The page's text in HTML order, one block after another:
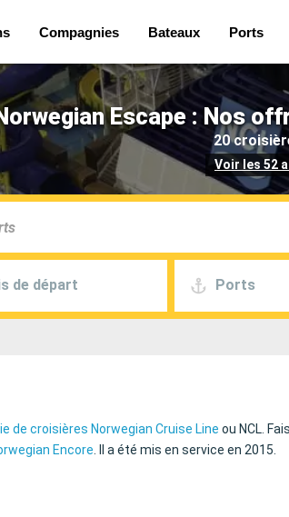
Compagnies Bateaux Ports
Escape : Nos
20
Voir les 52
de départ Ports
de croisières Norwegian Cruise Line ou NCL.
Encore . Il a été mis en service en 2015.